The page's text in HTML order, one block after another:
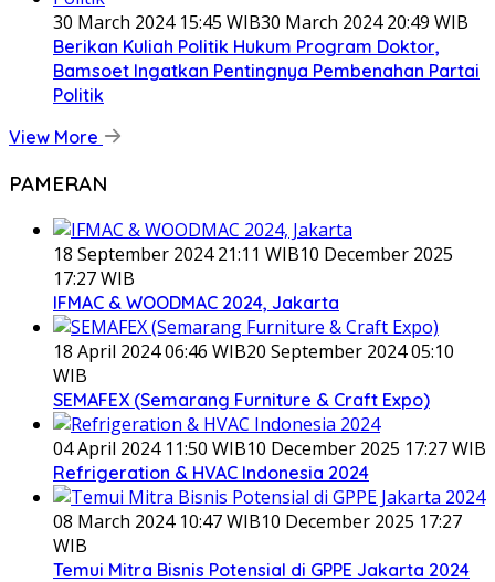
30 March 2024 15:45 WIB30 March 2024 20:49 WIB
Berikan Kuliah Politik Hukum Program Doktor,
Bamsoet Ingatkan Pentingnya Pembenahan Partai
Politik
View More
PAMERAN
18 September 2024 21:11 WIB10 December 2025
17:27 WIB
IFMAC & WOODMAC 2024, Jakarta
18 April 2024 06:46 WIB20 September 2024 05:10
WIB
SEMAFEX (Semarang Furniture & Craft Expo)
04 April 2024 11:50 WIB10 December 2025 17:27 WIB
Refrigeration & HVAC Indonesia 2024
08 March 2024 10:47 WIB10 December 2025 17:27
WIB
Temui Mitra Bisnis Potensial di GPPE Jakarta 2024